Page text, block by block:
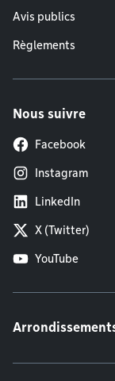
Avis publics
Règlements
Nous suivre
Facebook
Instagram
LinkedIn
X (Twitter)
YouTube